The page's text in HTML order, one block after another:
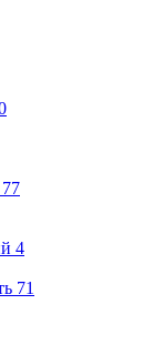
77
4
71